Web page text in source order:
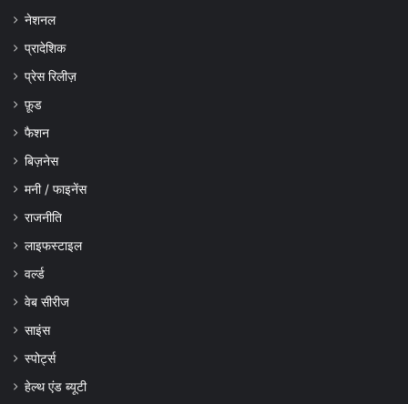
नेशनल
प्रादेशिक
प्रेस रिलीज़
फ़ूड
फैशन
बिज़नेस
मनी / फाइनेंस
राजनीति
लाइफस्टाइल
वर्ल्ड
वेब सीरीज
साइंस
स्पोर्ट्स
हेल्थ एंड ब्यूटी